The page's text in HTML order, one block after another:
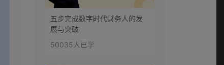
五步完成数字时代财务人的发
展与突破
50035人已学